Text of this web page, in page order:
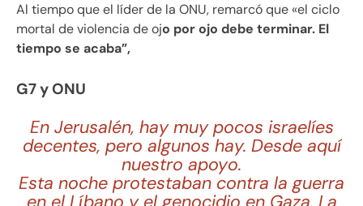
Al tiempo que el líder de la ONU, remarcó que «el ciclo
mortal de violencia de ojo por ojo debe terminar. El
tiempo se acaba”,
G7 y ONU
En Jerusalén, hay muy pocos israelíes
decentes, pero algunos hay. Desde aquí
nuestro apoyo.
Esta noche protestaban contra la guerra